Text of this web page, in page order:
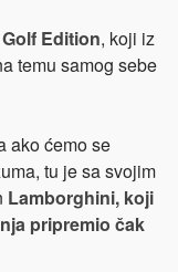
Golf Edition, koji iz
temu samog sebe
ako ćemo se
tu je sa svojim
Lamborghini, koji
pripremio čak